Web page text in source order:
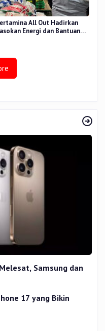
All Out Hadirkan
Energi dan Bantuan
Samsung dan
17 yang Bikin